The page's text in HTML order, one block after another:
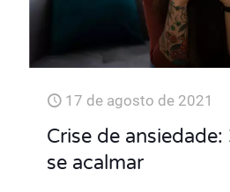
17 de agosto de 2021
Crise de
se acalmar